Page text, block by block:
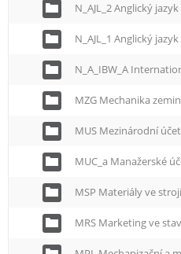
N_AJL_2 Anglický
N_AJL_1 Anglický
MZG Mechanika
MUS Mezinárodní
MUC_a Manažerské
MSP Materiály ve
MRS Marketing ve